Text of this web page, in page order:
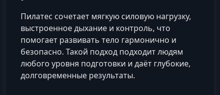
Пилатес сочетает мягкую силовую нагрузку,
выстроенное дыхание и контроль, что
помогает развивать тело гармонично и
безопасно. Такой подход подходит людям
любого уровня подготовки и даёт глубокие,
долговременные результаты.